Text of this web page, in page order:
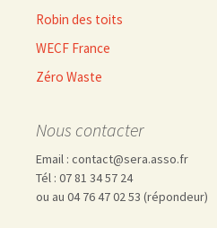
Robin des toits
WECF France
Zéro Waste
Nous contacter
Email : contact@sera.asso.fr
Tél : 07 81 34 57 24
ou au 04 76 47 02 53 (répondeur)